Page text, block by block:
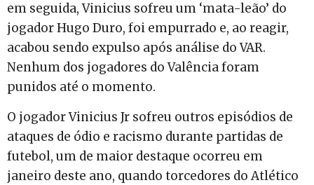
em seguida, Vinicius sofreu um ‘mata-leão’ do
jogador Hugo Duro, foi empurrado e, ao reagir,
acabou sendo expulso após análise do VAR.
Nenhum dos jogadores do Valência foram
punidos até o momento.
O jogador Vinicius Jr sofreu outros episódios de
ataques de ódio e racismo durante partidas de
futebol, um de maior destaque ocorreu em
janeiro deste ano, quando torcedores do Atlético